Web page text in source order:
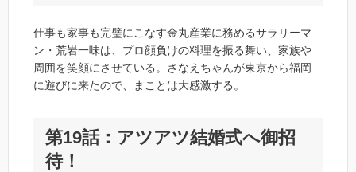
仕事も家事も完璧にこなす金丸産業に務めるサラリーマ
ン・荒岩一味は、プロ顔負けの料理を振る舞い、家族や
周囲を笑顔にさせている。さなえちゃんが東京から福岡
に遊びに来たので、まことは大感激する。
第19話：アツアツ結婚式へ御招
待！